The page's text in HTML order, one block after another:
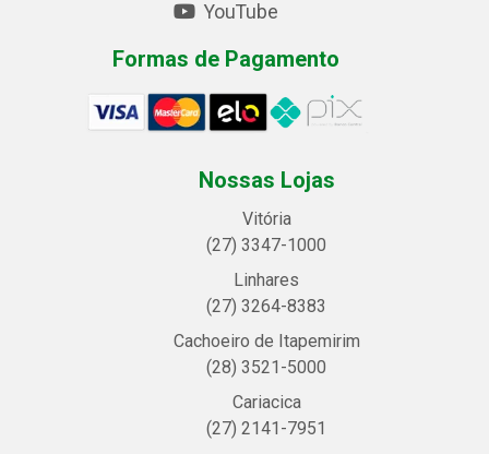
YouTube
Formas de Pagamento
Nossas Lojas
Vitória
(27) 3347-1000
Linhares
(27) 3264-8383
Cachoeiro de Itapemirim
(28) 3521-5000
Cariacica
(27) 2141-7951